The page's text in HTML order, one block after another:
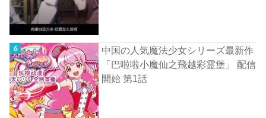
中国の人気魔法少女シリーズ最新作
「巴啦啦小魔仙之飛越彩霊堡」 配信
開始 第1話